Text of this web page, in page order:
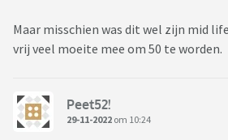
Maar misschien was dit wel zijn mid
vrij veel moeite mee om 50 te worden.
Peet52!
29-11-2022 om 10:24